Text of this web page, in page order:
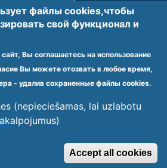
сопровождение. Просьба
звонить, чтобы уточнить
детали.
среды для лиц с
Noteikumi un privātuma politika
Centrs - Jaunķemeri. Visas tiesības
файлы cookies,чтобы
cвой функционал и
Вы соглашаетесь на использование
Вы можете отозвать в любое время,
- удалив сохраненные файлы cookies.
(nepieciešamas, lai uzlabotu
Accept all cookies